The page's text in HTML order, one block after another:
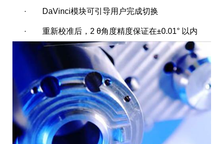
· DaVinci模块可引导用户完成切换
· 重新校准后，2 θ角度精度保证在±0.01° 以内